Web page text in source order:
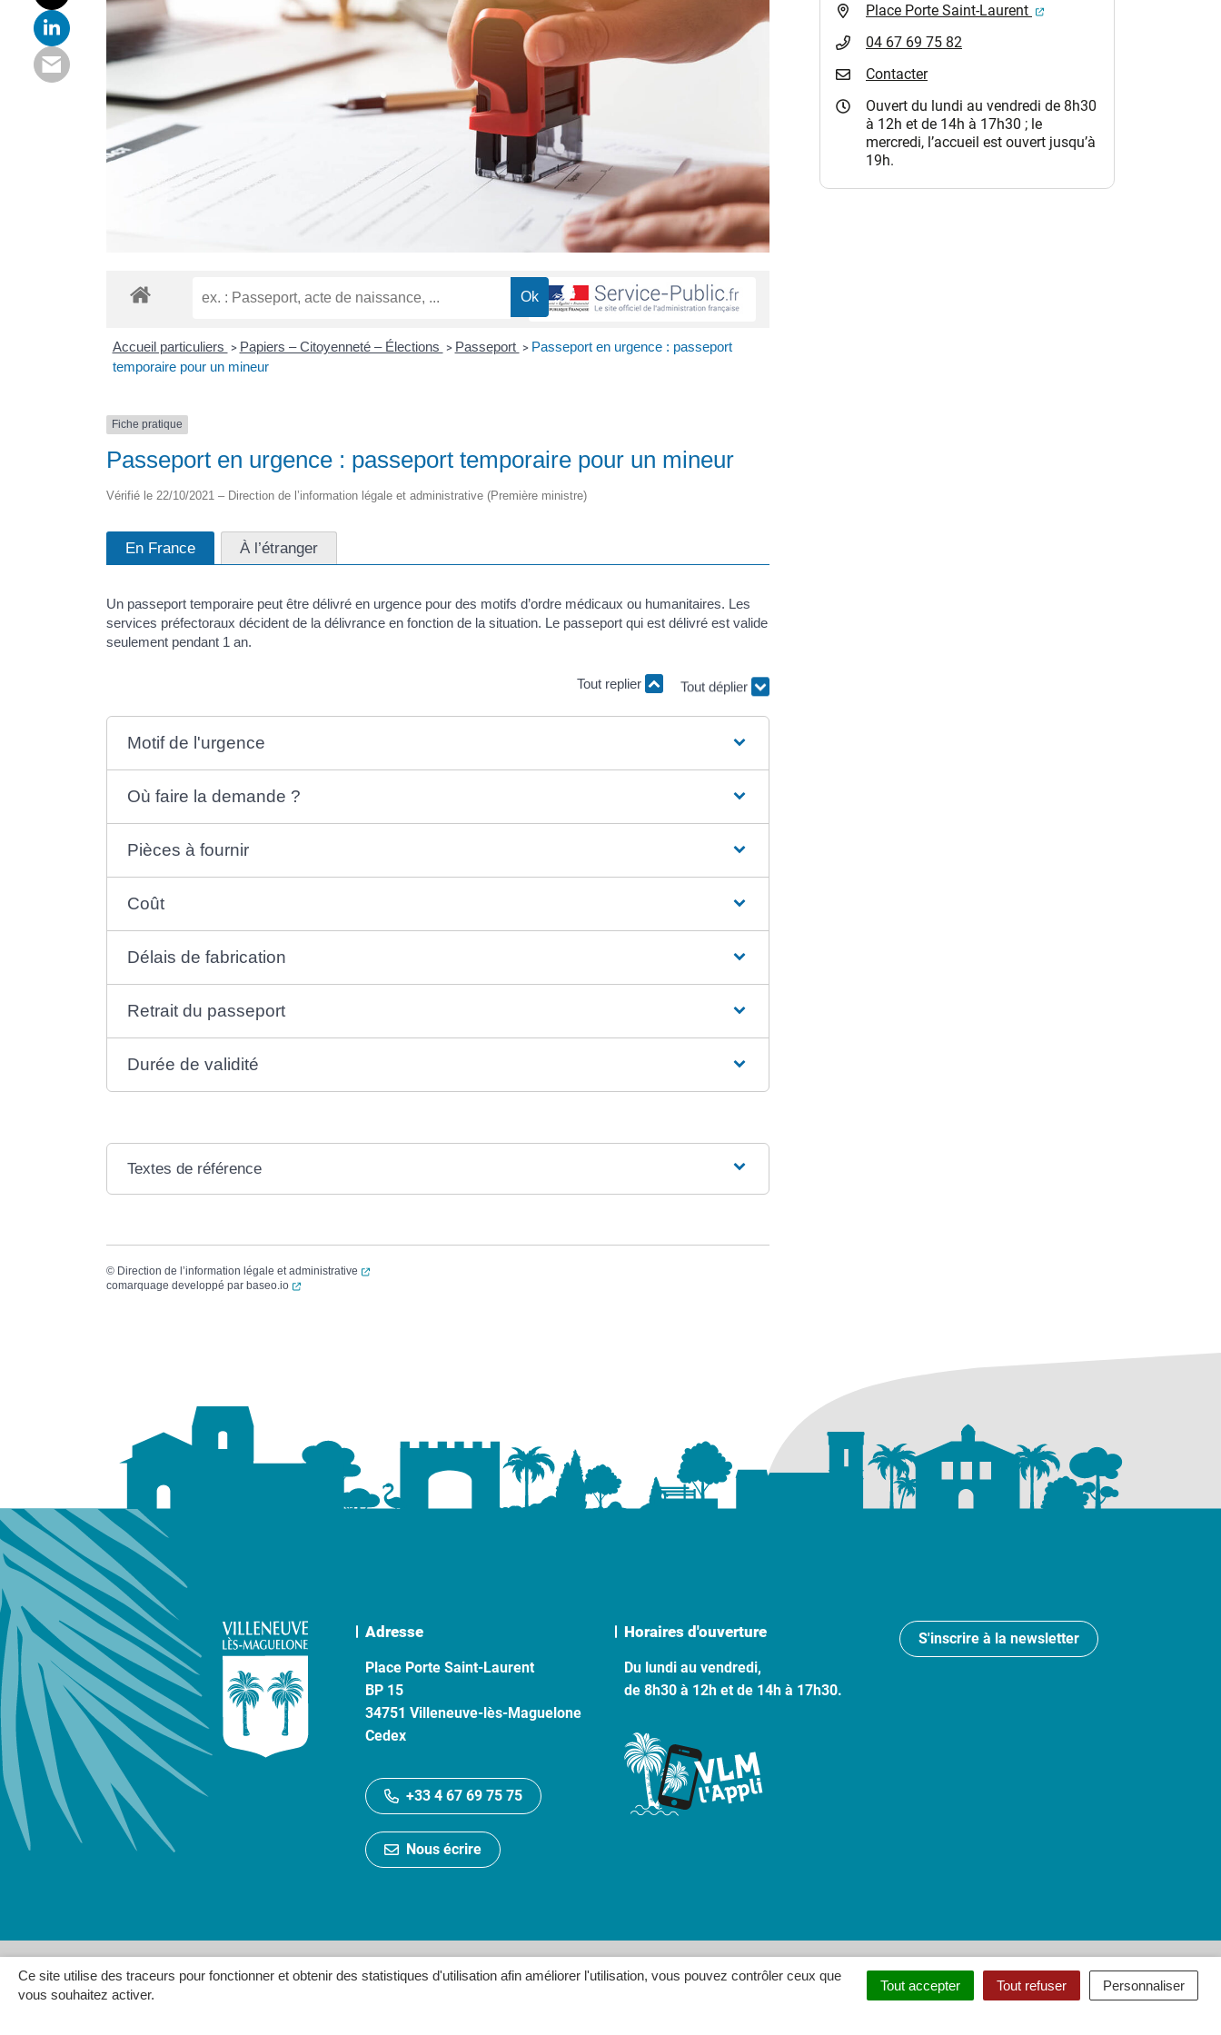
Ce site utilise des traceurs pour fonctionner et obtenir des statistiques d'utilisation afin améliorer l'utilisation, vous pouvez contrôler ceux que
vous souhaitez activer.
Tout accepter Tout refuser Personnaliser
Accueil particuliers > Papiers – Citoyenneté – Élections > Passeport > Passeport en urgence : passeport
temporaire pour un mineur
Fiche pratique
Passeport en urgence : passeport temporaire pour un mineur
Vérifié le 22/10/2021 – Direction de l’information légale et administrative (Première ministre)
En France À l’étranger
Un passeport temporaire peut être délivré en urgence pour des motifs d’ordre médicaux ou humanitaires. Les
services préfectoraux décident de la délivrance en fonction de la situation. Le passeport qui est délivré est valide
seulement pendant 1 an.
Tout replier
Tout déplier
Motif de l'urgence
Où faire la demande ?
Pièces à fournir
Coût
Délais de fabrication
Retrait du passeport
Durée de validité
Textes de référence
© Direction de l’information légale et administrative
(ouverture dans un nouvel onglet)
comarquage developpé par baseo.io (ouverture dans un nouvel onglet)
Place Porte Saint-Laurent
(ouverture dans un nouvel
04 67 69 75 82
Contacter
Ouvert du lundi au vendredi de 8h30
à 12h et de 14h à 17h30 ; le
mercredi, l’accueil est ouvert jusqu’à
19h.
Adresse
Place Porte Saint-Laurent
BP 15
34751 Villeneuve-lès-Maguelone
Cedex
+33 4 67 69 75 75
Nous écrire
Horaires d'ouverture
Du lundi au vendredi,
de 8h30 à 12h et de 14h à 17h30.
S'inscrire à la newsletter